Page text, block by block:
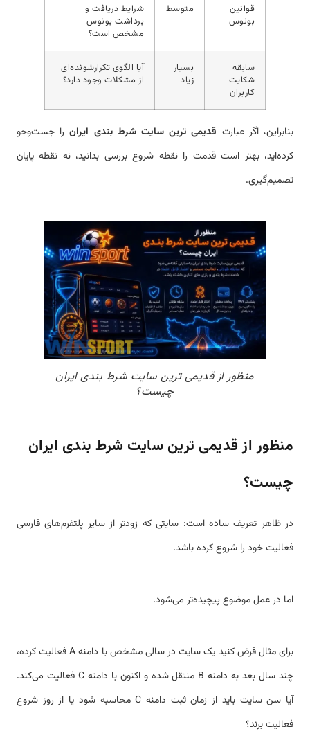
قوانین
بونوس
متوسط
شرایط دریافت و
برداشت بونوس
مشخص است؟
سابقه
شکایت
کاربران
بسیار
زیاد
آیا الگوی تکرارشونده‌ای
از مشکلات وجود دارد؟
بنابراین، اگر عبارت قدیمی ترین سایت شرط بندی ایرانرا جست‌وجو
کرده‌اید، بهتر است قدمت را نقطه شروع بررسی بدانید، نه نقطه پایان
تصمیم‌گیری.
منظور از قدیمی ترین سایت شرط بندی ایران
چیست؟
منظور از قدیمی ترین سایت شرط بندی ایران
چیست؟
در ظاهر تعریف ساده است: سایتی که زودتر از سایر پلتفرم‌های فارسی
فعالیت خود را شروع کرده باشد.
اما در عمل موضوع پیچیده‌تر می‌شود.
برای مثال فرض کنید یک سایت در سالی مشخص با دامنه A فعالیت کرده،
چند سال بعد به دامنه B منتقل شده و اکنون با دامنه C فعالیت می‌کند.
آیا سن سایت باید از زمان ثبت دامنه C محاسبه شود یا از روز شروع
فعالیت برند؟